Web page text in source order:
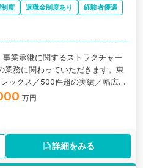
度 退職金制度あり
経験者優遇
業承継に関するストラクチャー
業務に関わっていただきます。東
ックス／500件超の実績／幅広い
サルティング会社の求人です。
万円
詳細をみる